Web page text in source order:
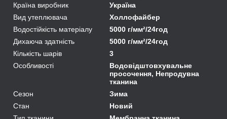
Країна виробник
Україна
Вид утеплювача
Холлофайбер
Водостійкість матеріалу
5000 г/мм²/24год
Дихаюча здатність
5000 г/мм²/24год
Кількість шарів
3
Особливості
Водовідштовхувальне
просочення, Непродувна
тканина
Сезон
Зима
Стан
Новий